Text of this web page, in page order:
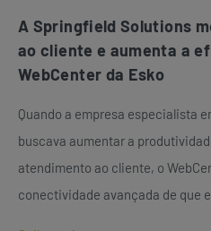
A Springfield Solutions
ao cliente e aumenta a
WebCenter da Esko
Quando a empresa especialista
buscava aumentar a
atendimento ao cliente, o
conectividade avançada de que